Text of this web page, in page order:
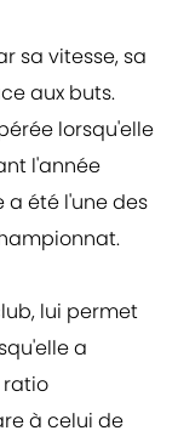
sa vitesse, sa
aux buts.
lorsqu'elle
l'année
a été l'une des
lui permet
a
ratio
à celui de